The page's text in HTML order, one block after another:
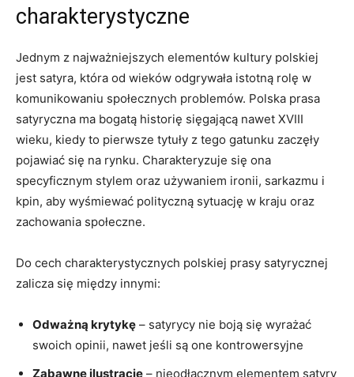
charakterystyczne
Jednym z najważniejszych elementów ⁤kultury polskiej​
jest satyra, która od wieków odgrywała istotną rolę w
komunikowaniu społecznych problemów.‌ Polska prasa
satyryczna ma⁢ bogatą historię sięgającą nawet XVIII
wieku,​ kiedy to pierwsze tytuły z tego gatunku zaczęły
pojawiać się na​ rynku. Charakteryzuje się ona⁢
specyficznym stylem⁤ oraz używaniem ironii, sarkazmu i
kpin,⁢ aby wyśmiewać polityczną sytuację w kraju oraz
zachowania społeczne.
Do cech⁢ charakterystycznych polskiej prasy satyrycznej
zalicza ‌się między innymi:
Odważną krytykę – satyrycy nie boją się wyrażać
swoich opinii, nawet jeśli są one kontrowersyjne
Zabawne ilustracje – nieodłącznym ​elementem satyry